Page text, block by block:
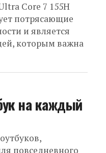
Core 7 155H
потрясающие
и является
которым важна
на каждый
повседневного